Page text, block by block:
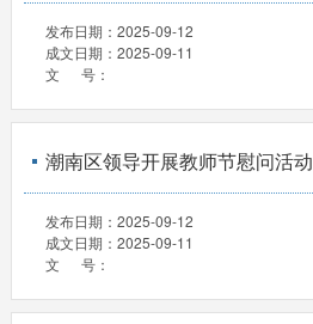
发布日期： 2025-09-12
成文日期： 2025-09-11
文 号：
潮南区领导开展教师节慰问活动
发布日期： 2025-09-12
成文日期： 2025-09-11
文 号：